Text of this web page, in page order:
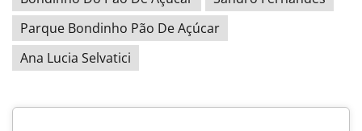
Parque Bondinho Pão De Açúcar
Ana Lucia Selvatici